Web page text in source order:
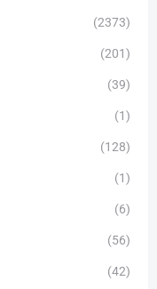
(2373)
(201)
(39)
(1)
(128)
(1)
(6)
(56)
(42)